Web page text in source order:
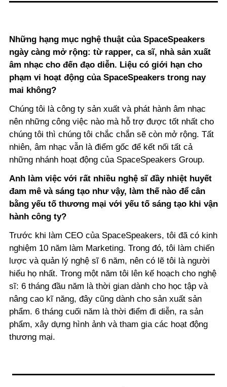
Những hạng mục nghệ thuật của SpaceSpeakers
ngày càng mở rộng: từ rapper, ca sĩ, nhà sản xuất
âm nhạc cho đến đạo diễn. Liệu có giới hạn cho
phạm vi hoạt động của SpaceSpeakers trong nay
mai không?
Chúng tôi là công ty sản xuất và phát hành âm nhạc
nên những công việc nào mà hỗ trợ được tốt nhất cho
chúng tôi thì chúng tôi chắc chắn sẽ còn mở rộng. Tất
nhiên, âm nhạc vẫn là điểm gốc để kết nối tất cả
những nhánh hoạt động của SpaceSpeakers Group.
Anh làm việc với rất nhiều nghệ sĩ đầy nhiệt huyết
đam mê và sáng tạo như vậy, làm thế nào để cân
bằng yếu tố thương mại với yếu tố sáng tạo khi vận
hành công ty?
Trước khi làm CEO của SpaceSpeakers, tôi đã có kinh
nghiệm 10 năm làm Marketing. Trong đó, tôi làm chiến
lược và quản lý nghệ sĩ 6 năm, nên có lẽ tôi là người
hiểu họ nhất. Trong một năm tôi lên kế hoạch cho nghệ
sĩ: 6 tháng đầu năm là thời gian dành cho học tập và
nâng cao kĩ năng, đây cũng dành cho sản xuất sản
phẩm. 6 tháng cuối năm là thời điểm đi diễn, ra sản
phẩm, xây dựng hình ảnh và tham gia các hoạt động
thương mại.